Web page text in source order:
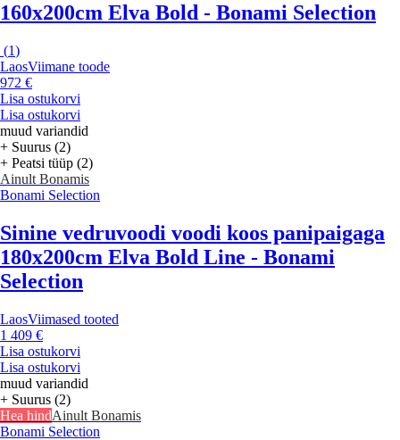
160x200cm Elva Bold - Bonami Selection
(1)
LaosViimane toode
972 €
Lisa ostukorvi
Lisa ostukorvi
muud variandid
+ Suurus (2)
+ Peatsi tüüp (2)
Ainult Bonamis
Bonami Selection
Sinine vedruvoodi voodi koos panipaigaga
180x200cm Elva Bold Line - Bonami
Selection
LaosViimased tooted
1 409 €
Lisa ostukorvi
Lisa ostukorvi
muud variandid
+ Suurus (2)
Hea hindAinult Bonamis
Bonami Selection